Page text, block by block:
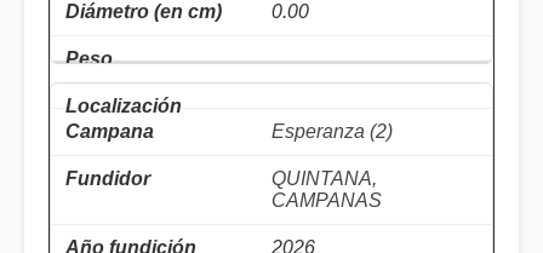
0.00
Esperanza (2)
QUINTANA,
CAMPANAS
2026